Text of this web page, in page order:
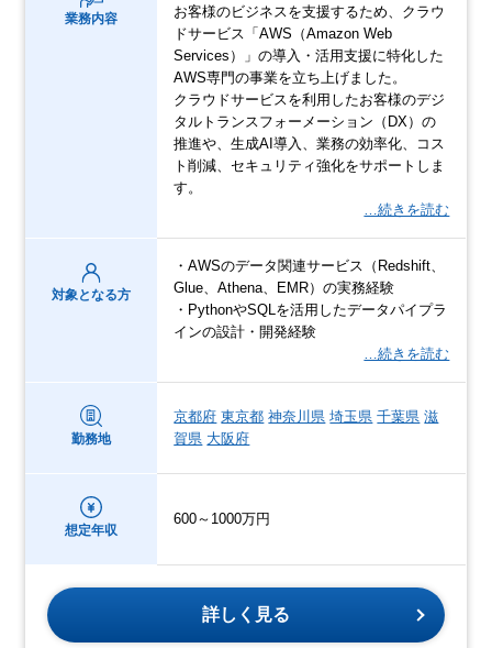
業務内容
お客様のビジネスを支援するため、クラウ
ドサービス「AWS（Amazon Web
Services）」の導入・活用支援に特化した
AWS専門の事業を立ち上げました。
クラウドサービスを利用したお客様のデジ
タルトランスフォーメーション（DX）の
推進や、生成AI導入、業務の効率化、コス
ト削減、セキュリティ強化をサポートしま
す。
…続きを読む
対象となる方
・AWSのデータ関連サービス（Redshift、
Glue、Athena、EMR）の実務経験
・PythonやSQLを活用したデータパイプラ
インの設計・開発経験
…続きを読む
勤務地
京都府 東京都 神奈川県 埼玉県 千葉県 滋
賀県 大阪府
想定年収
600～1000万円
詳しく見る